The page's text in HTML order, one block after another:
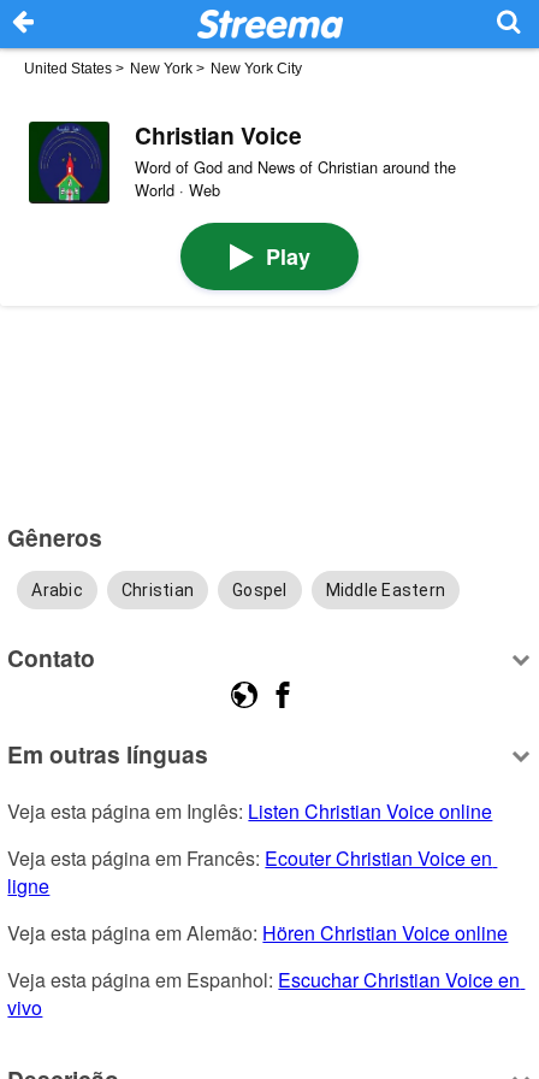
United States > New York > New York City
Christian Voice
Word of God and News of Christian around the
World · Web
Play
Gêneros
Arabic Christian Gospel Middle Eastern
Contato
Em outras línguas
Veja esta página em Inglês: Listen Christian Voice online
Veja esta página em Francês: Ecouter Christian Voice en
ligne
Veja esta página em Alemão: Hören Christian Voice online
Veja esta página em Espanhol: Escuchar Christian Voice en
vivo